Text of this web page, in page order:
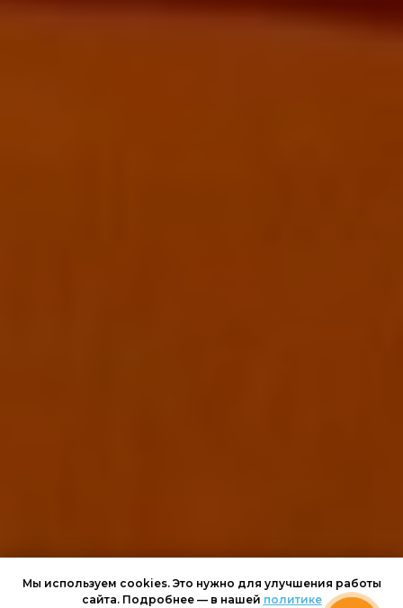
Мы используем cookies. Это нужно для улучшения работы
сайта. Подробнее — в нашей политике